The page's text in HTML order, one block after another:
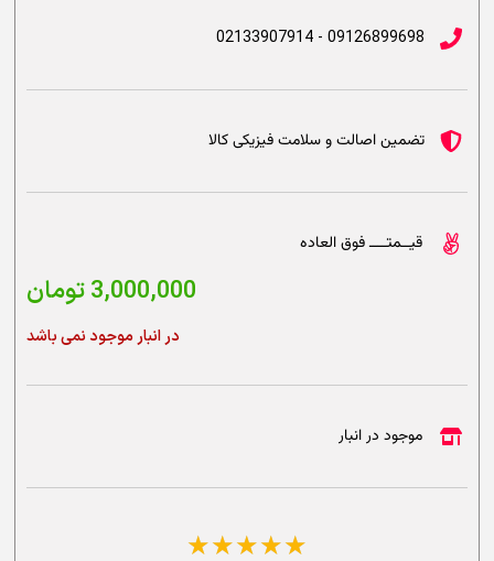
09126899698 - 02133907914
تضمین اصالت و سلامت فیزیکی کالا
قیــمتــــ فوق العاده
3,000,000تومان
در انبار موجود نمی باشد
موجود در انبار
☆
☆
☆
☆
☆